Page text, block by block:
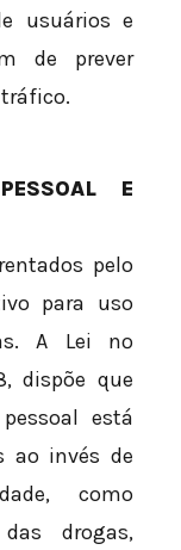
usuários e
de prever
E
pelo
para uso
A Lei nº
dispõe que
está
ao invés de
como
drogas,